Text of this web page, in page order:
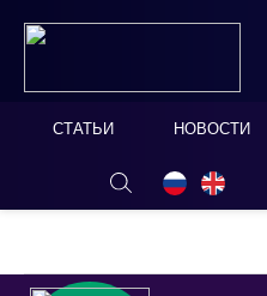
СТАТЬИ НОВОСТИ
ОНЛАЙН ТАБЛО СКРЫТЬ